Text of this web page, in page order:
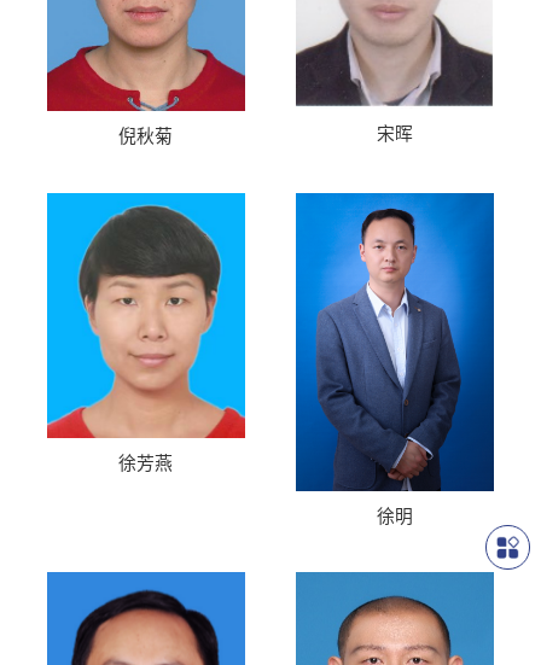
倪秋菊 宋晖
徐芳燕
徐明